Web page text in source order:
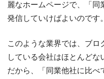
麗なホームページで、「同
発信していけばよいのです。
このような業界では、ブ
している会社はほとんどな
だから、「同業他社に比べ